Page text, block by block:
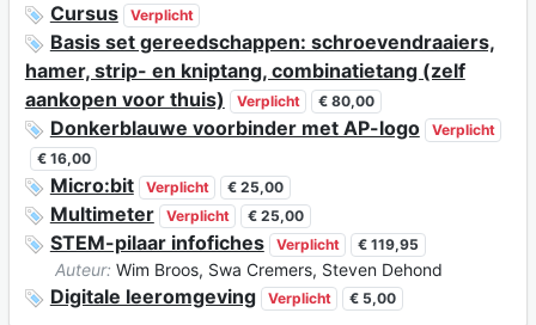
Cursus Verplicht
Basis set gereedschappen: schroevendraaiers,
hamer, strip- en kniptang, combinatietang (zelf
aankopen voor thuis)
Verplicht € 80,00
Donkerblauwe voorbinder met AP-logo
Verplicht
€ 16,00
Micro:bit Verplicht € 25,00
Multimeter Verplicht € 25,00
STEM-pilaar infofiches Verplicht € 119,95
Auteur: Wim Broos, Swa Cremers, Steven Dehond
Digitale leeromgeving Verplicht € 5,00